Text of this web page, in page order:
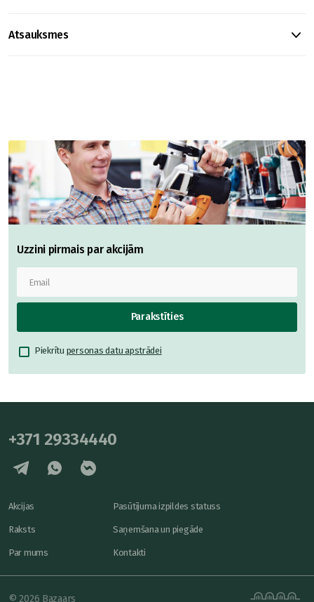
Atsauksmes
Uzzini pirmais par akcijām
Parakstīties
Piekrītu personas datu apstrādei
+371 29334440
Akcijas
Raksts
Par mums
Pasūtījuma izpildes statuss
Saņemšana un piegāde
Kontakti
© 2026 Bazaars